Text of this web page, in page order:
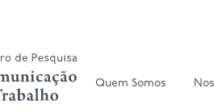
Quem Somos